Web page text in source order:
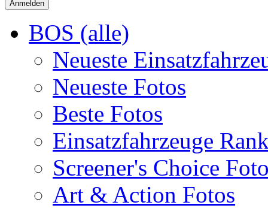
BOS (alle)
Neueste
Neueste Fotos
Beste Fotos
Einsatzfahrzeuge
Screener's Choice
Art & Action Fotos